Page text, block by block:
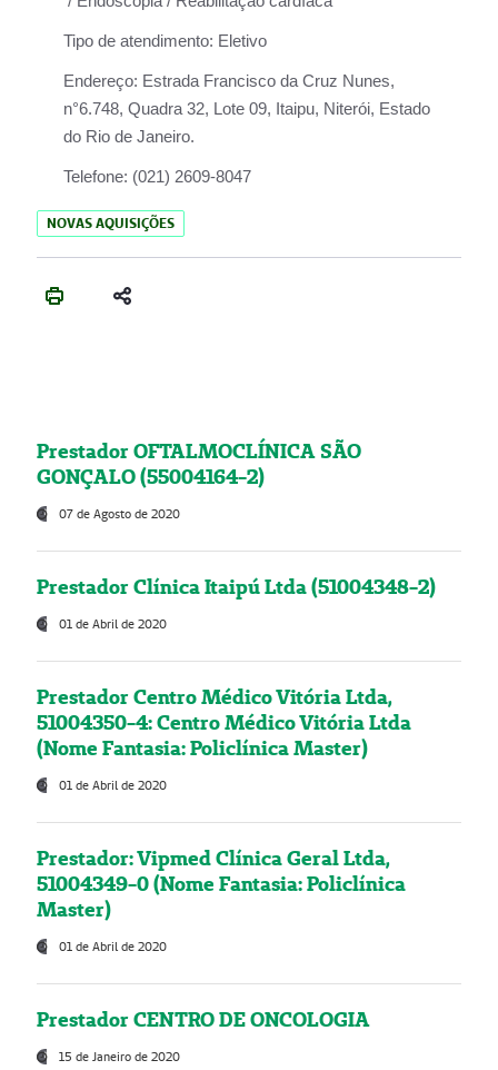
Tipo de atendimento: Eletivo
Endereço: Estrada Francisco da Cruz Nunes,
n°6.748, Quadra 32, Lote 09, Itaipu, Niterói, Estado
do Rio de Janeiro.
Telefone: (021) 2609-8047
NOVAS AQUISIÇÕES
Prestador OFTALMOCLÍNICA SÃO
GONÇALO (55004164-2)
07 de Agosto de 2020
Prestador Clínica Itaipú Ltda (51004348-2)
01 de Abril de 2020
Prestador Centro Médico Vitória Ltda,
51004350-4: Centro Médico Vitória Ltda
(Nome Fantasia: Policlínica Master)
01 de Abril de 2020
Prestador: Vipmed Clínica Geral Ltda,
51004349-0 (Nome Fantasia: Policlínica
Master)
01 de Abril de 2020
Prestador CENTRO DE ONCOLOGIA
15 de Janeiro de 2020